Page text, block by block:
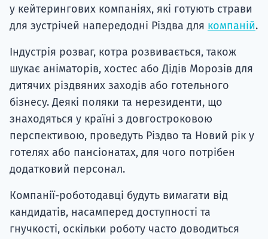
у кейтерингових компаніях, які готують страви
для зустрічей напередодні Різдва для компаній.
Індустрія розваг, котра розвивається, також
шукає аніматорів, хостес або Дідів Морозів для
дитячих різдвяних заходів або готельного
бізнесу. Деякі поляки та нерезиденти, що
знаходяться у країні з довгостроковою
перспективою, проведуть Різдво та Новий рік у
готелях або пансіонатах, для чого потрібен
додатковий персонал.
Компанії-роботодавці будуть вимагати від
кандидатів, насамперед доступності та
гнучкості, оскільки роботу часто доводиться